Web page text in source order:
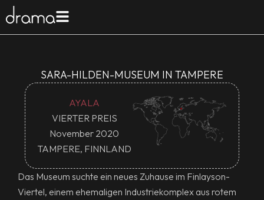
SARA-HILDEN-MUSEUM IN TAMPERE
AYALA
VIERTER PREIS
November 2020
TAMPERE, FINNLAND
Das Museum suchte ein neues Zuhause im Finlayson-
Viertel, einem ehemaligen Industriekomplex aus rotem